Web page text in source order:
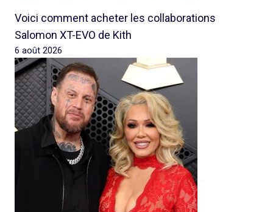
Voici comment acheter les collaborations
Salomon XT-EVO de Kith
6 août 2026